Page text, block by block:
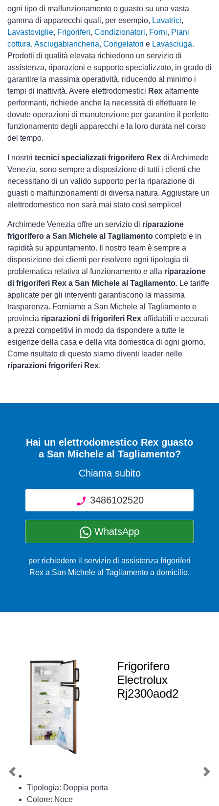
ogni tipo di malfunzionamento o guasto su una vasta
gamma di apparecchi quali, per esempio, Lavatrici,
Lavastoviglie, Frigoriferi, Condizionatori, Forni, Piani
cottura, Asciugabiancheria, Congelatori e Lavasciuga.
Prodotti di qualità elevata richiedono un servizio di
assistenza, riparazioni e supporto specializzato, in grado di
garantire la massima operatività, riducendo al minimo i
tempi di inattività. Avere elettrodomestici Rex altamente
performanti, richiede anche la necessità di effettuare le
dovute operazioni di manutenzione per garantire il perfetto
funzionamento degli apparecchi e la loro durata nel corso
del tempo.
I nosrtri tecnici specializzati frigorifero Rex di Archimede
Venezia, sono sempre a disposizione di tutti i clienti che
necessitano di un valido supporto per la riparazione di
guasti o malfunzionamenti di diversa natura. Aggiustare un
elettrodomestico non sarà mai stato così semplice!
Archimede Venezia offre un servizio di riparazione
frigorifero a San Michele al Tagliamento completo e in
rapidità su appuntamento. Il nostro team è sempre a
disposizione dei clienti per risolvere ogni tipologia di
problematica relativa al funzionamento e alla riparazione
di frigoriferi Rex a San Michele al Tagliamento. Le tariffe
applicate per gli interventi garantiscono la massima
trasparenza. Forniamo a San Michele al Tagliamento e
provincia riparazioni di frigoriferi Rex affidabili e accurati
a prezzi competitivi in modo da rispondere a tutte le
esigenze della casa e della vita domestica di ogni giorno.
Come risultato di questo siamo diventi leader nelle
riparazioni frigoriferi Rex.
Hai un elettrodomestico Rex guasto
a San Michele al Tagliamento?
Chiama subito
3486102520
WhatsApp
per richiedere il servizio di assistenza frigoriferi
Rex a San Michele al Tagliamento a domicilio.
Frigorifero
Electrolux
Rj2300aod2
Tipologia: Doppia porta
Colore: Noce
Previous